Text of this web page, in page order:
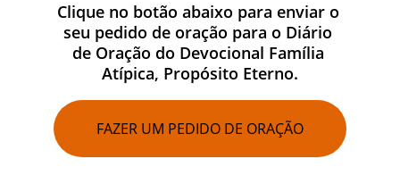
Clique no botão abaixo para enviar o
seu pedido de oração para o Diário
de Oração do Devocional Família
Atípica, Propósito Eterno.
FAZER UM PEDIDO DE ORAÇÃO